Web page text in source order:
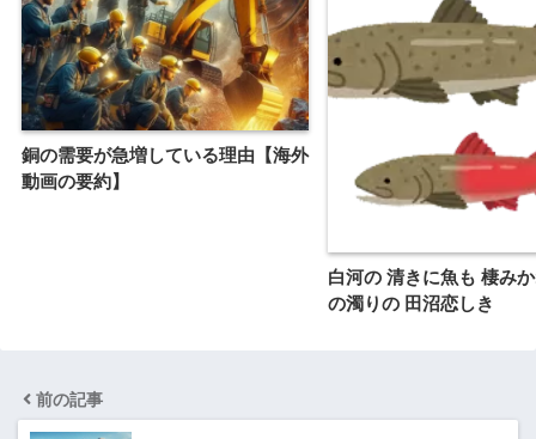
銅の需要が急増している理由【海外
動画の要約】
白河の 清きに魚も 棲み
の濁りの 田沼恋しき
前の記事